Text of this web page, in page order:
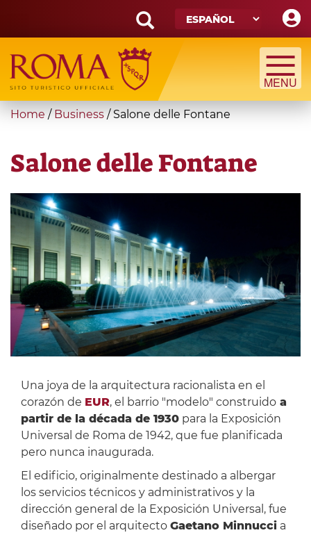
main
content
Search
form
Búsqueda
You
here
Home / Business /Salone delle Fontane
Salone delle Fontane
Una joya de la arquitectura racionalista en el
corazón de EUR, el barrio "modelo" construidoa
partir de la década de 1930para la Exposición
Universal de Roma de 1942, que fue planificada
pero nunca inaugurada.
El edificio, originalmente destinado a albergar
los servicios técnicos y administrativos y la
dirección general de la Exposición Universal, fue
diseñado por el arquitecto Gaetano Minnuccia